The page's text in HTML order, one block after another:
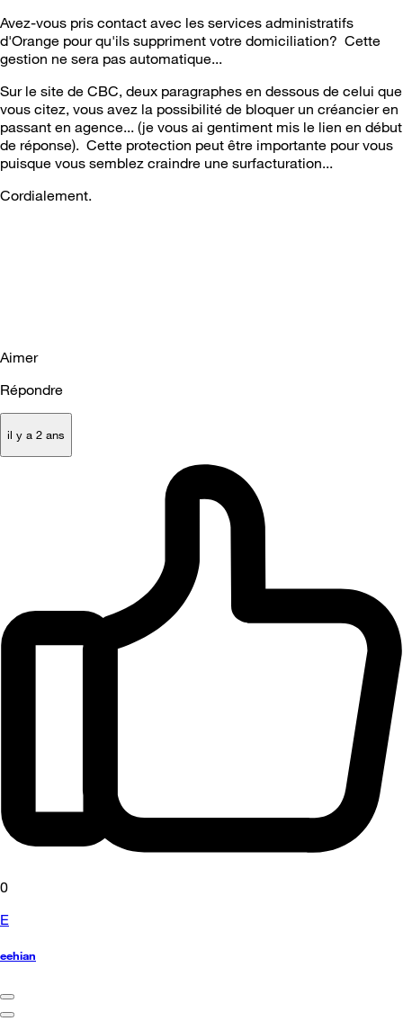
Avez-vous pris contact avec les services administratifs
d'Orange pour qu'ils suppriment votre domiciliation? Cette
gestion ne sera pas automatique...
Sur le site de CBC, deux paragraphes en dessous de celui que
vous citez, vous avez la possibilité de bloquer un créancier en
passant en agence... (je vous ai gentiment mis le lien en début
de réponse). Cette protection peut être importante pour vous
puisque vous semblez craindre une surfacturation...
Cordialement.
Aimer
Répondre
il y a 2 ans
0
E
eehian